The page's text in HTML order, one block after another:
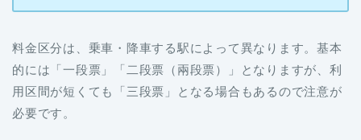
料金区分は、乗車・降車する駅によって異なります。基本
的には「一段票」「二段票（兩段票）」となりますが、利
用区間が短くても「三段票」となる場合もあるので注意が
必要です。